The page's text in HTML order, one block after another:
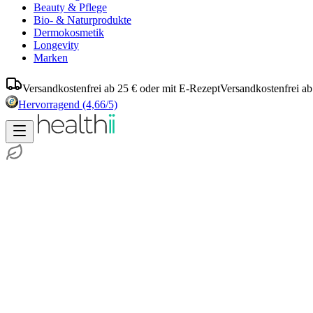
Beauty & Pflege
Bio- & Naturprodukte
Dermokosmetik
Longevity
Marken
Versandkostenfrei ab 25 € oder mit E-RezeptVersandkostenfrei
Hervorragend (4,66/5)